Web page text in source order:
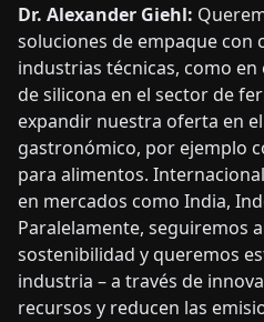
Dr. Alexander Giehl:
soluciones de empaque con
industrias técnicas, como
de silicona en el sector de
expandir nuestra oferta en
gastronómico, por ejemplo
para alimentos.
en mercados como India,
Paralelamente, seguiremos
sostenibilidad y queremos
industria – a través de
recursos y reducen las